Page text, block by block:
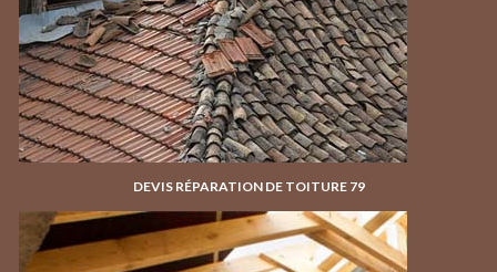
DEVIS RÉPARATION DE TOITURE 79